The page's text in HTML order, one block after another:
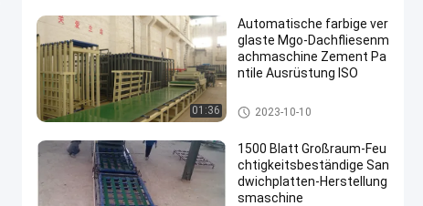
01:36
Automatische farbige ver
glaste Mgo-Dachfliesenm
achmaschine Zement Pa
ntile Ausrüstung ISO
Maschinen zur Herstellung vo
n Baustoffen
2023-10-10
1500 Blatt Großraum-Feu
chtigkeitsbeständige San
dwichplatten-Herstellung
smaschine